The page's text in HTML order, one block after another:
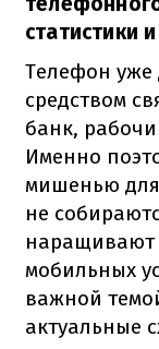
статистики
Телефон уже
средством
банк,
Именно
мишенью
не
наращивают
мобильных
важной
актуальные